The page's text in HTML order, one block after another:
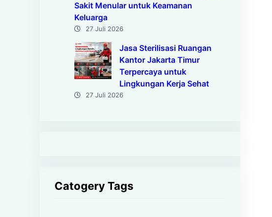
Sakit Menular untuk Keamanan
Keluarga
27 Juli 2026
Jasa Sterilisasi Ruangan
Kantor Jakarta Timur
Terpercaya untuk
Lingkungan Kerja Sehat
27 Juli 2026
Catogery Tags